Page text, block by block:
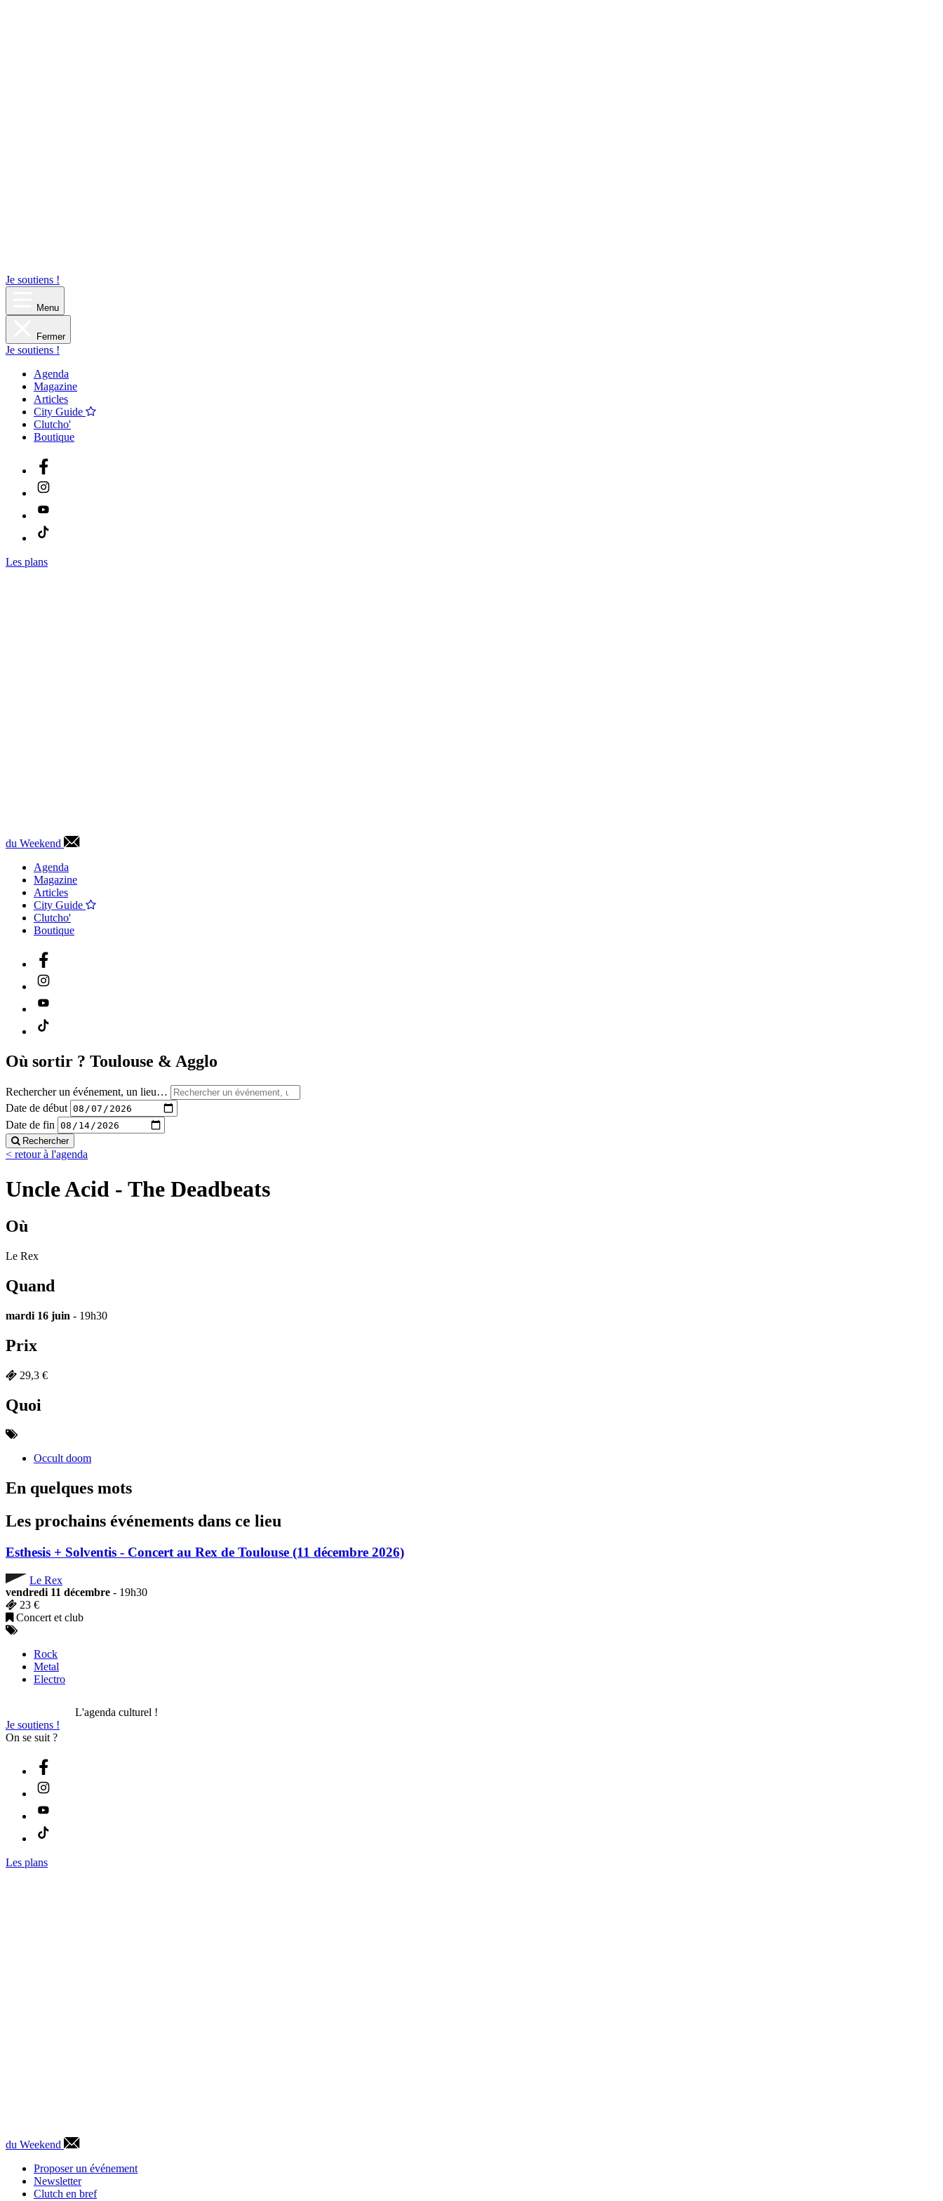
Je soutiens !
Menu
Fermer
Je soutiens !
Agenda
Magazine
Articles
City Guide
Clutcho'
Boutique
Les plans
du Weekend
Agenda
Magazine
Articles
City Guide
Clutcho'
Boutique
Où sortir ? Toulouse & Agglo
Rechercher un événement, un lieu…
Date de début
Date de fin
Rechercher
< retour à l'agenda
Uncle Acid - The Deadbeats
Où
Le Rex
Quand
mardi 16 juin - 19h30
Prix
29,3 €
Quoi
Occult doom
En quelques mots
Les prochains événements dans ce lieu
Esthesis + Solventis - Concert au Rex de Toulouse (11 décembre 2026)
Le Rex
vendredi 11 décembre - 19h30
23 €
Concert et club
Rock
Metal
Electro
L'agenda culturel !
Je soutiens !
On se suit ?
Les plans
du Weekend
Proposer un événement
Newsletter
Clutch en bref